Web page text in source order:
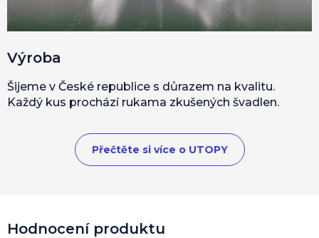
Hodnocení produktu
Výroba
Šijeme v České republice s důrazem na kvalitu.
Každý kus prochází rukama zkušených švadlen.
Přečtěte si více o UTOPY